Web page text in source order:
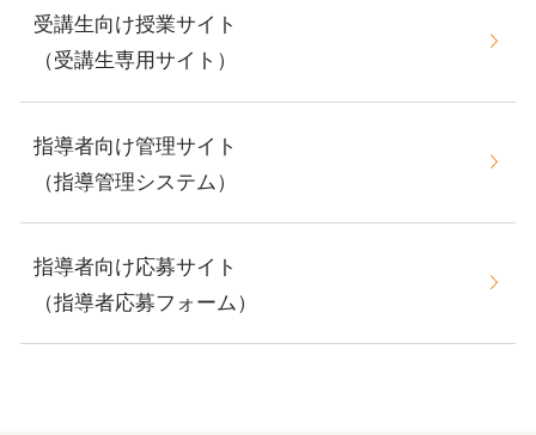
受講生向け授業サイト
（受講生専用サイト）
指導者向け管理サイト
（指導管理システム）
指導者向け応募サイト
（指導者応募フォーム）